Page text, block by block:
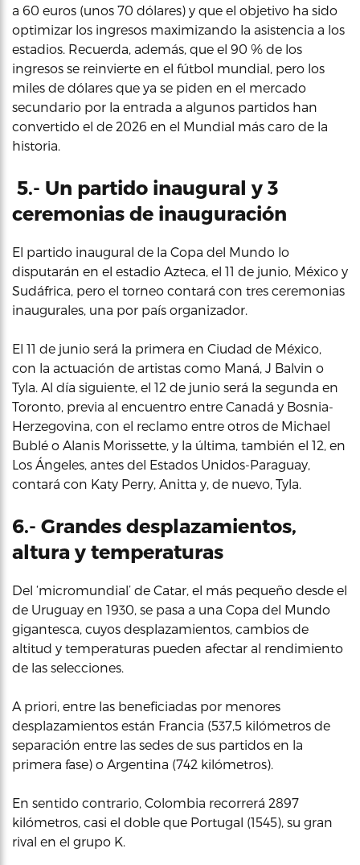
a 60 euros (unos 70 dólares) y que el objetivo ha sido
optimizar los ingresos maximizando la asistencia a los
estadios. Recuerda, además, que el 90 % de los
ingresos se reinvierte en el fútbol mundial, pero los
miles de dólares que ya se piden en el mercado
secundario por la entrada a algunos partidos han
convertido el de 2026 en el Mundial más caro de la
historia.
5.- Un partido inaugural y 3
ceremonias de inauguración
El partido inaugural de la Copa del Mundo lo
disputarán en el estadio Azteca, el 11 de junio, México y
Sudáfrica, pero el torneo contará con tres ceremonias
inaugurales, una por país organizador.
El 11 de junio será la primera en Ciudad de México,
con la actuación de artistas como Maná, J Balvin o
Tyla. Al día siguiente, el 12 de junio será la segunda en
Toronto, previa al encuentro entre Canadá y Bosnia-
Herzegovina, con el reclamo entre otros de Michael
Bublé o Alanis Morissette, y la última, también el 12, en
Los Ángeles, antes del Estados Unidos-Paraguay,
contará con Katy Perry, Anitta y, de nuevo, Tyla.
6.- Grandes desplazamientos,
altura y temperaturas
Del ‘micromundial’ de Catar, el más pequeño desde el
de Uruguay en 1930, se pasa a una Copa del Mundo
gigantesca, cuyos desplazamientos, cambios de
altitud y temperaturas pueden afectar al rendimiento
de las selecciones.
A priori, entre las beneficiadas por menores
desplazamientos están Francia (537,5 kilómetros de
separación entre las sedes de sus partidos en la
primera fase) o Argentina (742 kilómetros).
En sentido contrario, Colombia recorrerá 2897
kilómetros, casi el doble que Portugal (1545), su gran
rival en el grupo K.